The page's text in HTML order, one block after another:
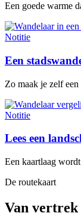
Een goede warme
Notitie
Een
Zo maak je zelf
Notitie
Lees een
Een kaartlaag
De routekaart
Van